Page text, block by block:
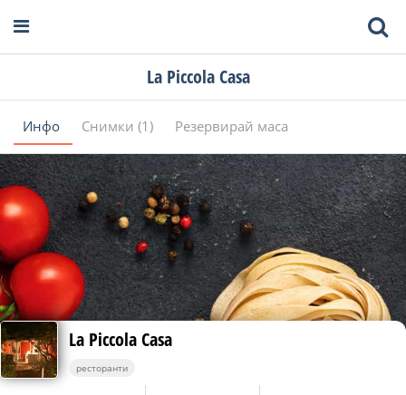
La Piccola Casa
Инфо Снимки (1) Резервирай маса
La Piccola Casa
ресторанти